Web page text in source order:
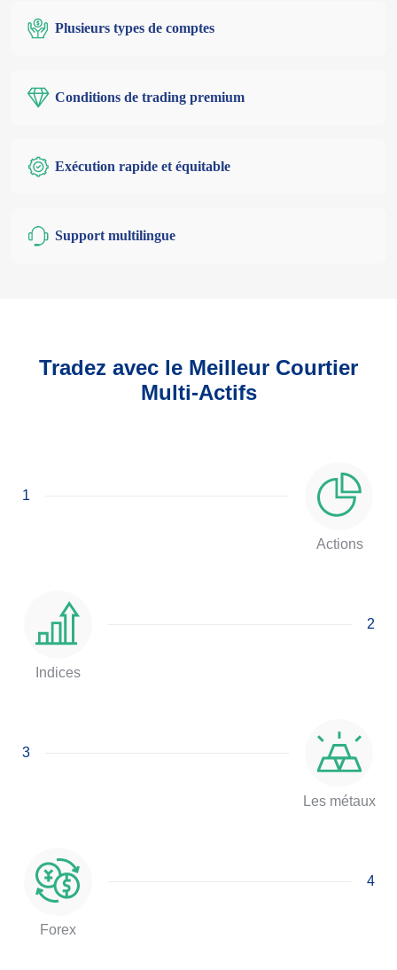
Plusieurs types de comptes
Conditions de trading premium
Exécution rapide et équitable
Support multilingue
Tradez avec le Meilleur Courtier
Multi-Actifs
1
Actions
2
Indices
3
Les métaux
4
Forex